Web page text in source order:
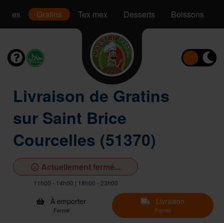
Pâtes Gratins Tex mex Desserts Boissons
Livraison de Gratins
sur Saint Brice
Courcelles (51370)
Actuellement fermé...
11h00 - 14h00 | 18h00 - 23h00
À emporter
Fermé
Livraison
Fermé